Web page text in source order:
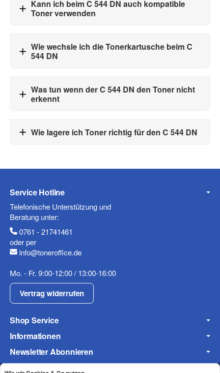
Kann ich beim C 544 DN auch kompatible
Toner verwenden
Wie wechsle ich die Tonerkartusche beim C
544 DN
Was tun wenn der C 544 DN den Toner nicht
erkennt
Wie lagere ich Toner richtig für den C 544 DN
Service Hotline
Telefonische Unterstützung und
Beratung unter:
0761 - 21741461
oder per
info@toneroffice.de
Mo. - Fr. 9:00-12:00 / 13:00-16:00
Vertrag widerrufen
Shop Service
Informationen
Newsletter Abonnieren